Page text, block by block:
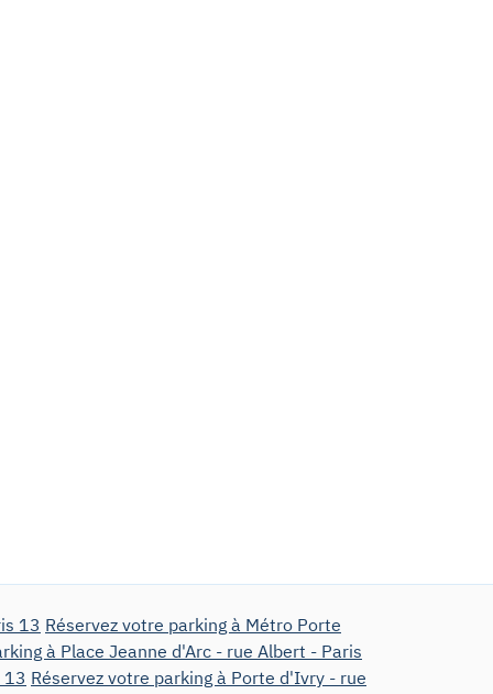
13 Réservez votre parking à Métro Porte
à Place Jeanne d'Arc - rue Albert - Paris
13 Réservez votre parking à Porte d'Ivry - rue